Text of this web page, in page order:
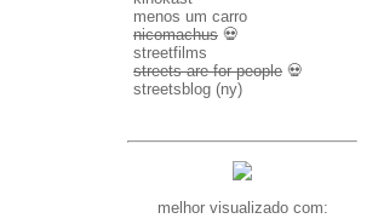
menos um carro
nicomachus 💀
streetfilms
streets are for people 💀
streetsblog (ny)
melhor visualizado com: